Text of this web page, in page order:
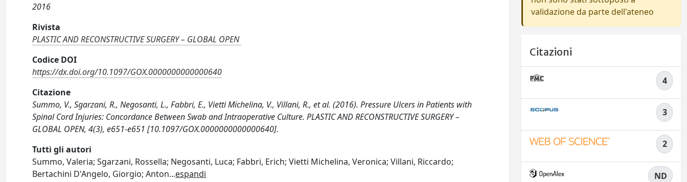
2016
Rivista
PLASTIC AND RECONSTRUCTIVE SURGERY – GLOBAL OPEN
Codice DOI
https://dx.doi.org/10.1097/GOX.0000000000000640
Citazione
Summo, V., Sgarzani, R., Negosanti, L., Fabbri, E., Vietti Michelina, V., Villani, R., et al. (2016). Pressure Ulcers in Patients with
Spinal Cord Injuries: Concordance Between Swab and Intraoperative Culture. PLASTIC AND RECONSTRUCTIVE SURGERY –
GLOBAL OPEN, 4(3), e651-e651 [10.1097/GOX.0000000000000640].
Tutti gli autori
Summo, Valeria; Sgarzani, Rossella; Negosanti, Luca; Fabbri, Erich; Vietti Michelina, Veronica; Villani, Riccardo;
Bertachini D'Angelo, Giorgio; Anton...espandi
validazione da parte dell'ateneo
Citazioni
4
3
2
ND